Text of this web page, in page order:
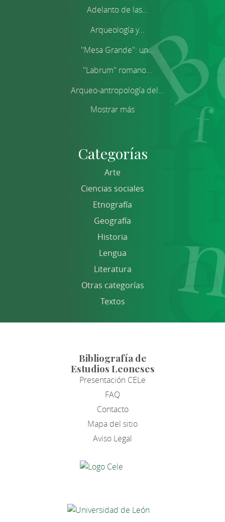
Adelanto de las...
Arqueología y...
''Mesa Grande'': un...
''Labrum'' romano...
Arqueo-antropología del...
Mostrar más
Categorías
Arte
Ciencias sociales
Etnografía
Geografía
Historia
Lengua
Literatura
Otras categorías
Textos
Bibliografía de
Estudios Leoneses
Presentación CELe
FAQ
Contacto
Mapa del sitio
Aviso Legal